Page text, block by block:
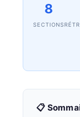
8
SECTIONS
📋